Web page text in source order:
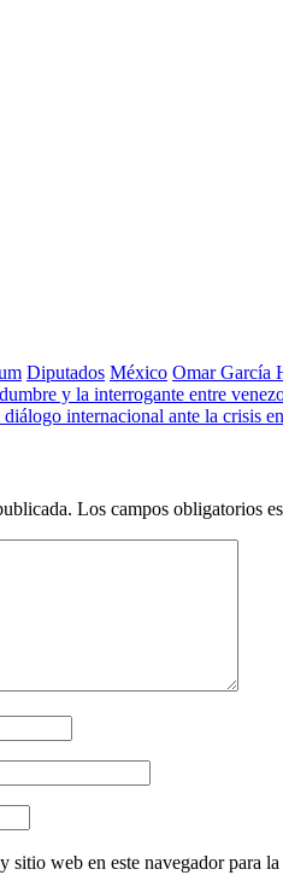
Diputados México Omar García
y la interrogante entre
internacional ante la crisis
Los campos obligatorios
web en este navegador para